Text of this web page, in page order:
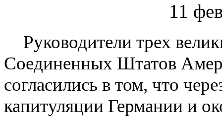
11
Руководители трех
Соединенных Штатов
согласились в том, что
капитуляции Германии и